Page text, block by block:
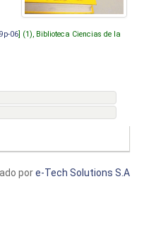
06 ] (1), Biblioteca Ciencias de la
pore-Tech Solutions S.A